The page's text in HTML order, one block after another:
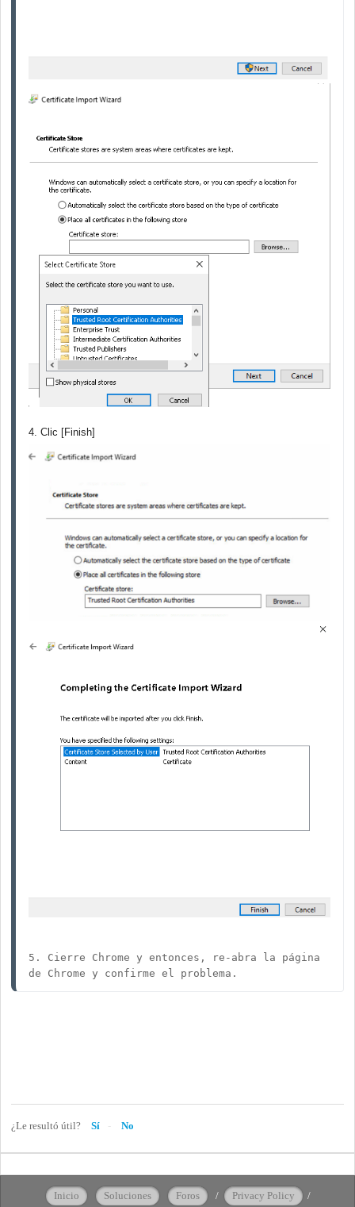
4. Clic [Finish]
5. Cierre Chrome y entonces, re-abra la página
de Chrome y confirme el problema.
¿Le resultó útil? Sí No
Inicio Soluciones Foros / Privacy Policy /